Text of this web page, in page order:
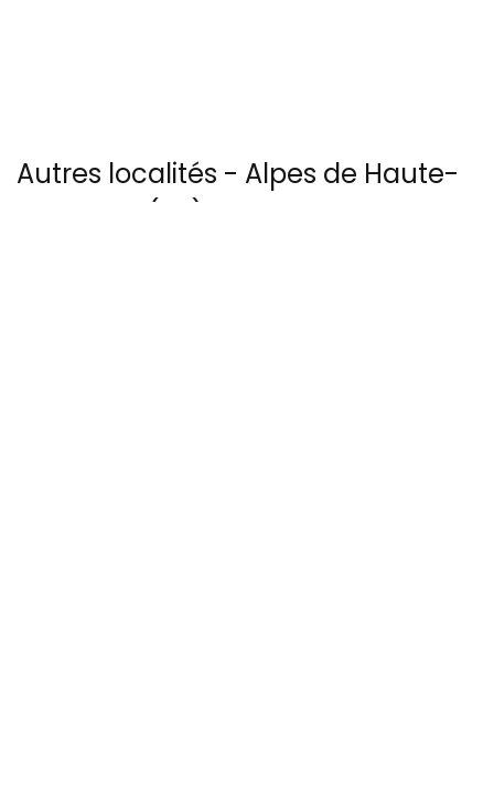
Autres localités - Alpes de Haute-
Provence (04) :